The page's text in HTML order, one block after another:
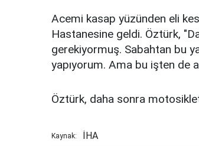
Acemi kasap yüzünden eli
Hastanesine geldi. Öztürk,
gerekiyormuş. Sabahtan bu
yapıyorum. Ama bu işten de
Öztürk, daha sonra
Kaynak: İHA